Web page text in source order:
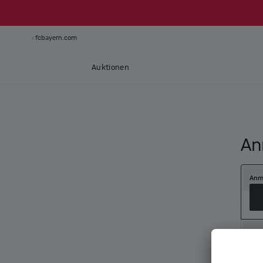
fcbayern.com
Auktionen